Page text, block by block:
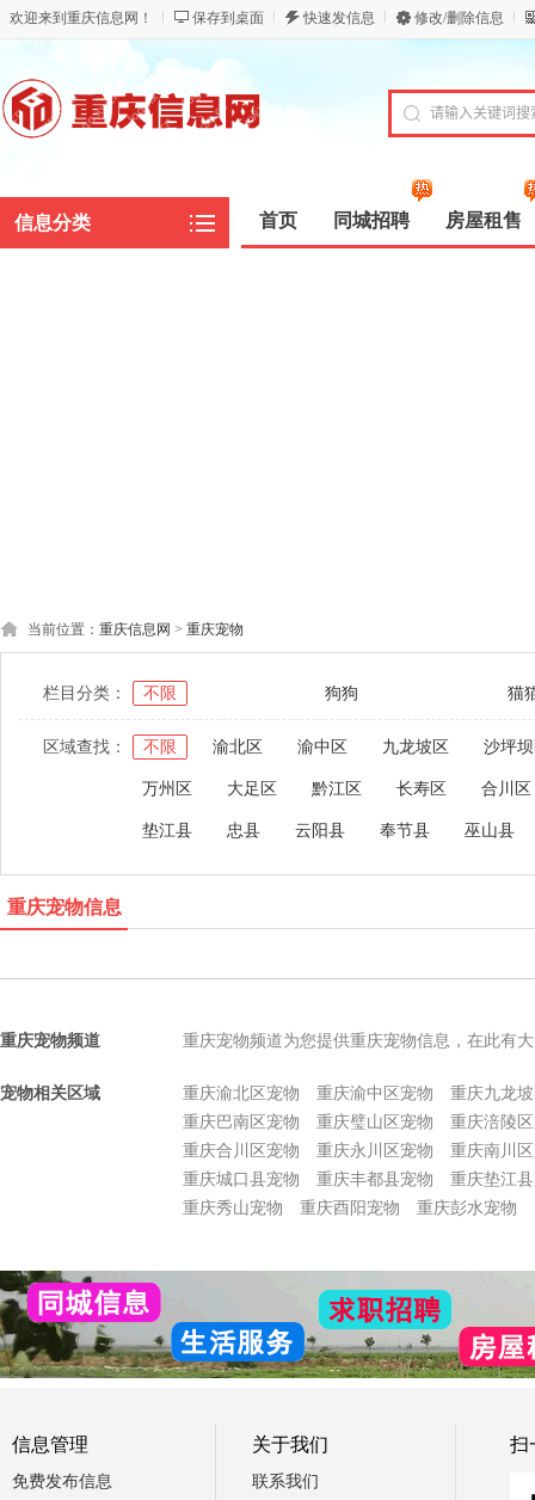
欢迎来到重庆信息网！ 保存到桌面 快速发信息 修改/删除信息
信息分类 首页 同城招聘 房屋租售
当前位置： 重庆信息网 > 重庆宠物
栏目分类： 不限 狗狗 猫
区域查找： 不限 渝北区 渝中区 九龙坡区 沙坪
万州区 大足区 黔江区 长寿区 合川区
垫江县 忠县 云阳县 奉节县 巫山县
重庆宠物信息
重庆宠物频道 重庆宠物频道为您提供重庆宠物信息，在此有
宠物相关区域 重庆渝北区宠物 重庆渝中区宠物
重庆九龙
重庆巴南区宠物
重庆璧山区宠物
重庆涪陵
重庆合川区宠物
重庆永川区宠物
重庆南川
重庆城口县宠物
重庆丰都县宠物
重庆垫江
重庆秀山宠物
重庆酉阳宠物 重庆彭水宠物
信息管理
免费发布信息
关于我们
联系我们
扫